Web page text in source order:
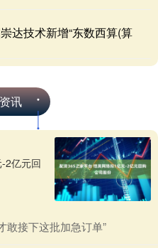
达技术新增“东数西算(算
讯
2亿元回
敢接下这批加急订单”